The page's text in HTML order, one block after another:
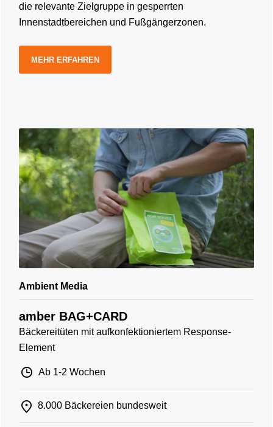
die relevante Zielgruppe in gesperrten
Innenstadtbereichen und Fußgängerzonen.
MEHR ERFAHREN
Ambient Media
amber BAG+CARD
Bäckereitüten mit aufkonfektioniertem Response-
Element
Ab 1-2 Wochen
8.000 Bäckereien bundesweit